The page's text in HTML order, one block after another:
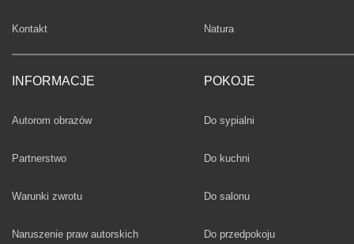
Kontakt
INFORMACJE
Autorom obrazów
Partnerstwo
Warunki zwrotu
Naruszenie praw autorskich
Fototapety
Natura
POKOJE
Fototapety
Do sypialni
Fototapety
Do kuchni
Fototapety
Do salonu
Fototapety
Do przedpokoju